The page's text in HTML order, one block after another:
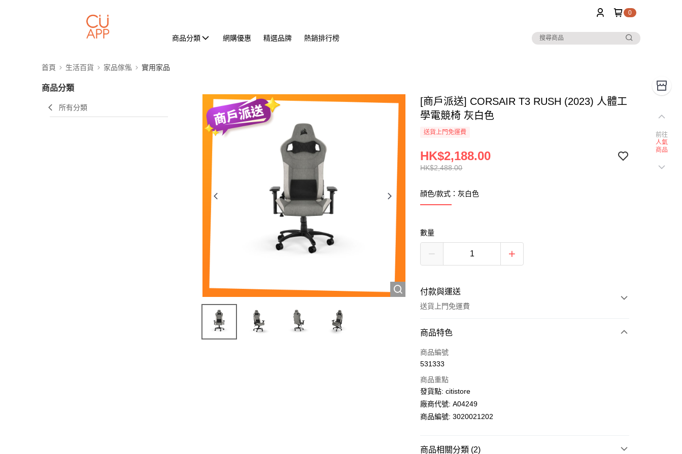
0
商品分類 網購優惠 精選品牌 熱銷排行榜
首頁 生活百貨 家品傢俬 實用家品
商品分類
所有分類
[商戶派送] CORSAIR T3 RUSH (2023) 人體工
學電競椅 灰白色
送貨上門免運費
HK$2,488.00
HK$2,188.00
顔色/款式：灰白色
數量
付款與運送
送貨上門免運費
付款方式
信用卡
PayMe
WeChat Pay
商品特色
商品編號
531333
商品重點
發貨點: citistore
廠商代號: A04249
商品編號: 3020021202
商品相關分類 (2)
前往
人氣
商品